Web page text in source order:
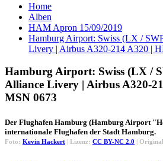
Home
Alben
HAM Apron 15/09/2019
Hamburg Airport: Swiss (LX /
Livery | Airbus A320-214 A320 |
Hamburg Airport: Swiss (LX /
Alliance Livery | Airbus A320-
MSN 0673
Der Flughafen Hamburg (Hamburg Airport
internationale Flughafen der Stadt Hamburg.
Foto: Kevin Hackert | Lizenz: CC BY-NC 2.0 |